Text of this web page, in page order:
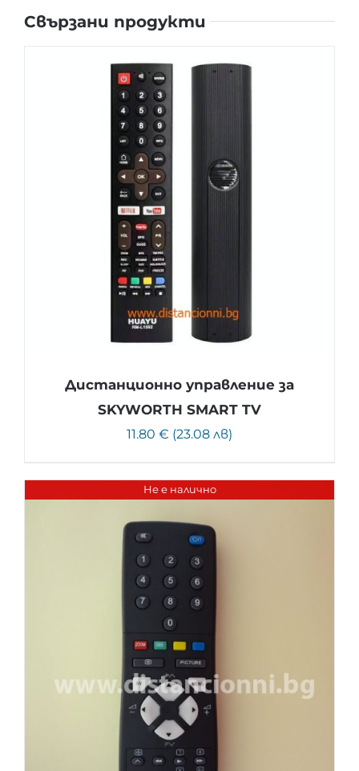
Свързани продукти
Дистанционно управление за
SKYWORTH SMART TV
11.80 € (23.08 лв)
Не е налично